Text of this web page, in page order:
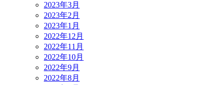
2023年3月
2023年2月
2023年1月
2022年12月
2022年11月
2022年10月
2022年9月
2022年8月